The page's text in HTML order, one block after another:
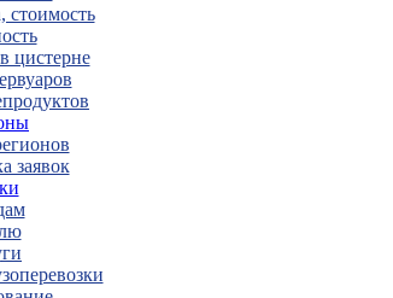
стоимость
цистерне
заявок